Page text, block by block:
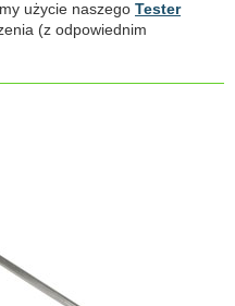
użycie naszego Tester
(z odpowiednim